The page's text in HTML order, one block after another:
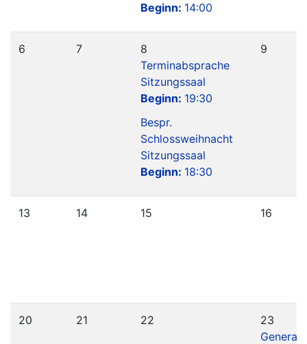
Beginn: 14:00
6 7
8
Terminabsprache
Sitzungssaal
Beginn: 19:30
Bespr.
Schlossweihnacht
Sitzungssaal
Beginn: 18:30
9
13 14 15 16
20 21 22
23